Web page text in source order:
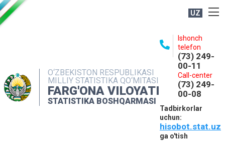
UZ
O‘ZBEKISTON RESPUBLIKASI
MILLIY STATISTIKA QO‘MITASI
FARG'ONA VILOYATI
STATISTIKA BOSHQARMASI
Ishonch
telefon
(73) 249-
00-11
Call-center
(73) 249-
00-08
Tadbirkorlar
uchun:
hisobot.stat.uz
ga o'tish
NASHRLAR
INTERAKTIV XIZMATLAR
MATBUOT XIZMATI